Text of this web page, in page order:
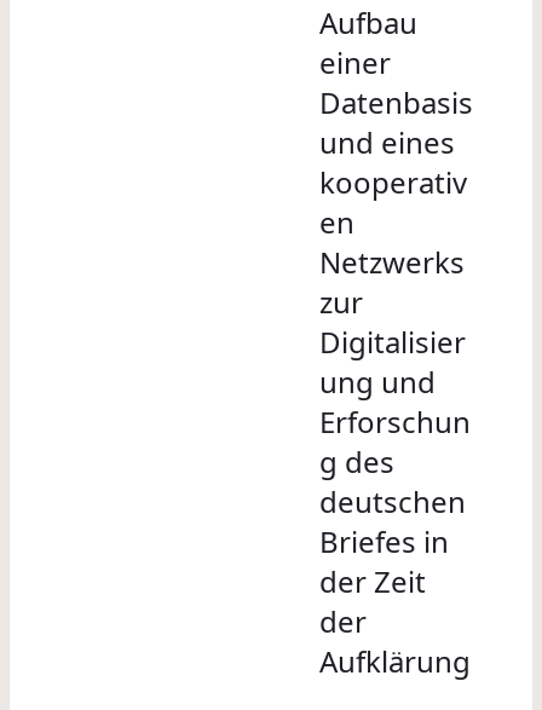
Aufbau
einer
Datenbasis
und eines
kooperativ
en
Netzwerks
zur
Digitalisier
ung und
Erforschun
g des
deutschen
Briefes in
der Zeit
der
Aufklärung